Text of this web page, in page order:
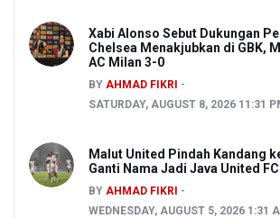
Xabi Alonso Sebut Dukungan
Chelsea Menakjubkan di GBK,
AC Milan 3-0
BY AHMAD FIKRI
SATURDAY, AUGUST 8, 2026 11:31
Malut United Pindah Kandang
Ganti Nama Jadi Java United FC
BY AHMAD FIKRI
WEDNESDAY, AUGUST 5, 2026 1:31